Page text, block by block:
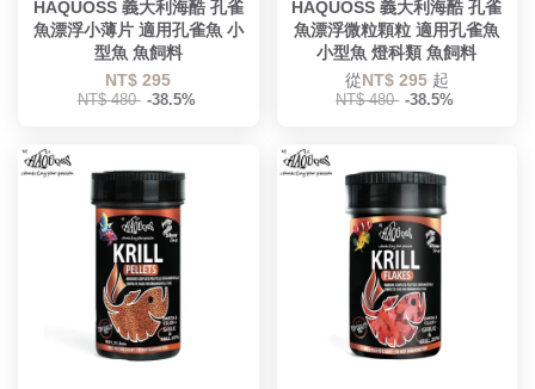
HAQUOSS 義大利海酷 孔雀
魚漂浮小薄片 適用孔雀魚 小
型魚 魚飼料
NT$ 295
NT$ 480 -38.5%
HAQUOSS 義大利海酷 孔雀
魚漂浮微粒顆粒 適用孔雀魚
小型魚 燈科類 魚飼料
從NT$ 295 起
NT$ 480 -38.5%